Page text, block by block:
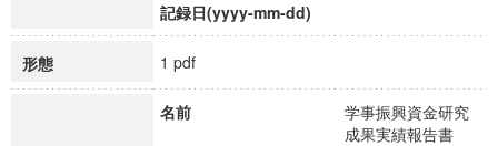
記録日(yyyy-mm-dd)
形態 1 pdf
名前
学事振興資金研究
成果実績報告書